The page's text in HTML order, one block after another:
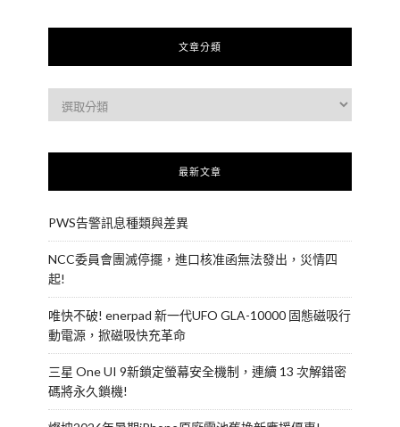
文章分類
最新文章
PWS告警訊息種類與差異
NCC委員會團滅停擺，進口核准函無法發出，災情四
起!
唯快不破! enerpad 新一代UFO GLA-10000 固態磁吸行
動電源，掀磁吸快充革命
三星 One UI 9新鎖定螢幕安全機制，連續 13 次解錯密
碼將永久鎖機!